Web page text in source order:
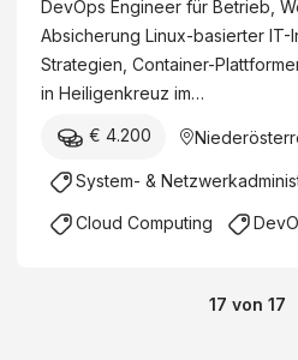
DevOps Engineer für Betrieb,
Absicherung Linux-basierter IT-
Strategien, Container-
in Heiligenkreuz im…
€ 4.200
System- &
Cloud Computing
17 von 17